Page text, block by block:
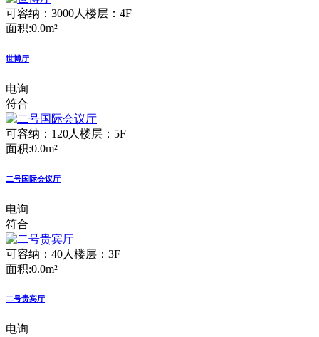
可容纳：3000人 楼层：4F
面积:0.0m²
世博厅
电询
符合
可容纳：120人 楼层：5F
面积:0.0m²
二号国际会议厅
电询
符合
可容纳：40人 楼层：3F
面积:0.0m²
二号贵宾厅
电询